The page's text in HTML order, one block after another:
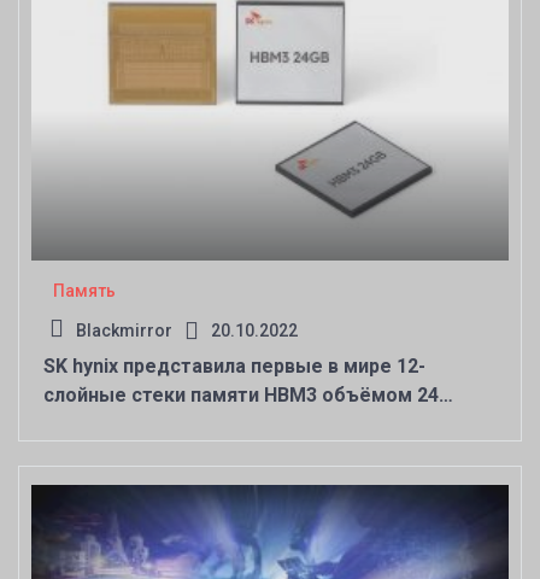
Память
Blackmirror 20.10.2022
SK hynix представила первые в мире 12-
слойные стеки памяти HBM3 объёмом 24